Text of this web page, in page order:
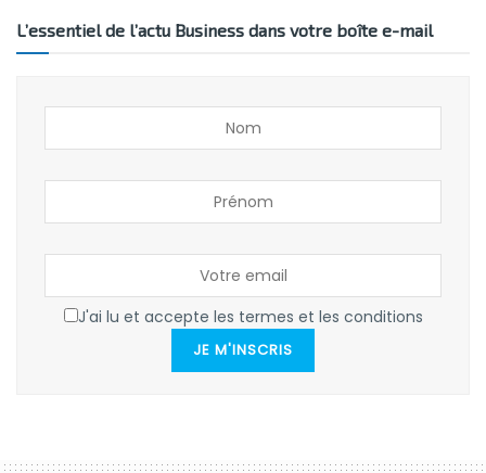
L’essentiel de l’actu Business dans votre boîte e-mail
J'ai lu et accepte les termes et les conditions
JE M'INSCRIS